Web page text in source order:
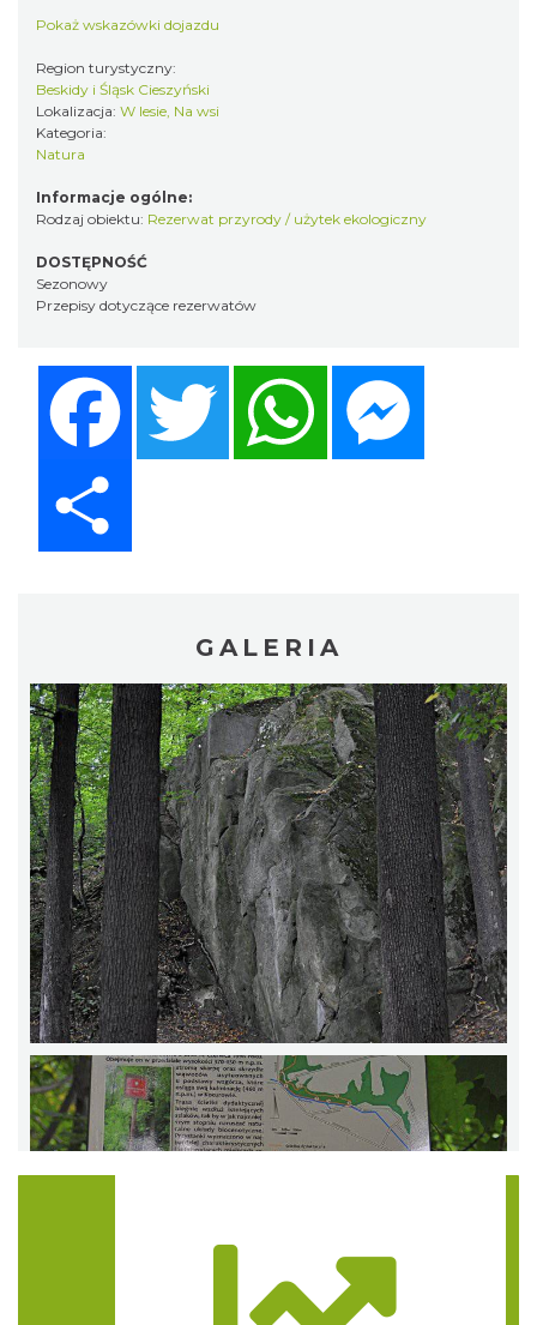
Pokaż wskazówki dojazdu
Region turystyczny:
Beskidy i Śląsk Cieszyński
Lokalizacja: W lesie, Na wsi
Kategoria:
Natura
Informacje ogólne:
Rodzaj obiektu: Rezerwat przyrody / użytek ekologiczny
DOSTĘPNOŚĆ
Sezonowy
Przepisy dotyczące rezerwatów
Twitter WhatsApp
GALERIA